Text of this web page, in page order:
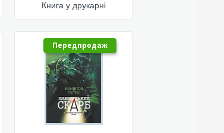
Книга у друкарні
Передпродаж